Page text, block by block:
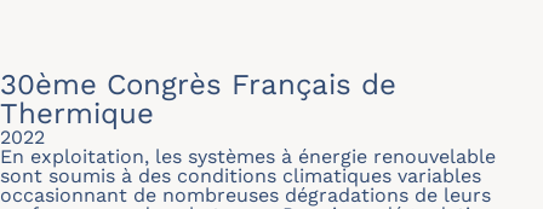
30ème Congrès Français de
Thermique
2022
En exploitation, les systèmes à énergie renouvelable
sont soumis à des conditions climatiques variables
occasionnant de nombreuses dégradations de leurs